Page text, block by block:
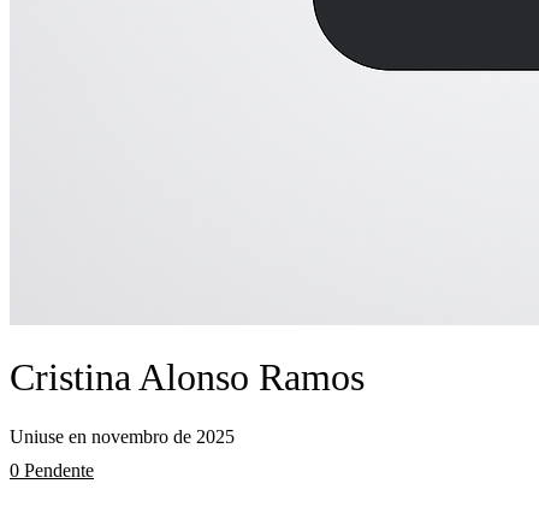
Cristina Alonso Ramos
Uniuse en novembro de 2025
0 Pendente